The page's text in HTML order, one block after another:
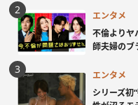
エンタメ
不倫より
師夫婦のブ
エンタメ
シリーズ